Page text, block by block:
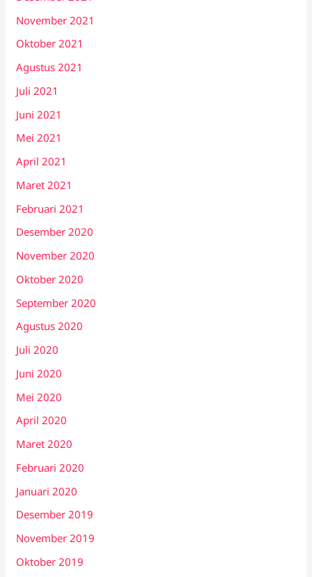
November 2021
Oktober 2021
Agustus 2021
Juli 2021
Juni 2021
Mei 2021
April 2021
Maret 2021
Februari 2021
Desember 2020
November 2020
Oktober 2020
September 2020
Agustus 2020
Juli 2020
Juni 2020
Mei 2020
April 2020
Maret 2020
Februari 2020
Januari 2020
Desember 2019
November 2019
Oktober 2019